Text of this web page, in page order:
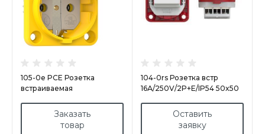
105-0e PCE Розетка
встраиваемая
подкл. сзади жёлтая
Заказать
товар
104-0rs Розетка встр
16А/250V/2P+E/IP54 50x50
Оставить
заявку